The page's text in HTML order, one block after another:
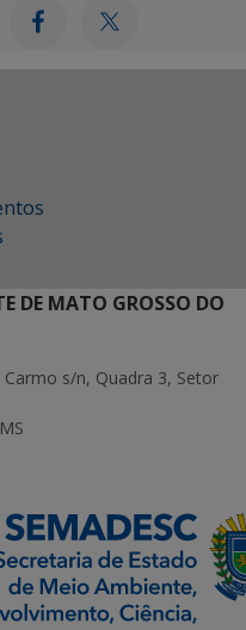
DE MATO GROSSO DO
s/n, Quadra 3, Setor